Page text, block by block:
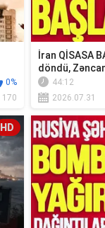
0%
170
İran QİSASA
döndü,
xəbər...
44:12
2026.07.31
HD